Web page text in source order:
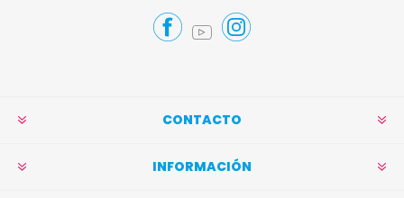
CONTACTO
INFORMACIÓN